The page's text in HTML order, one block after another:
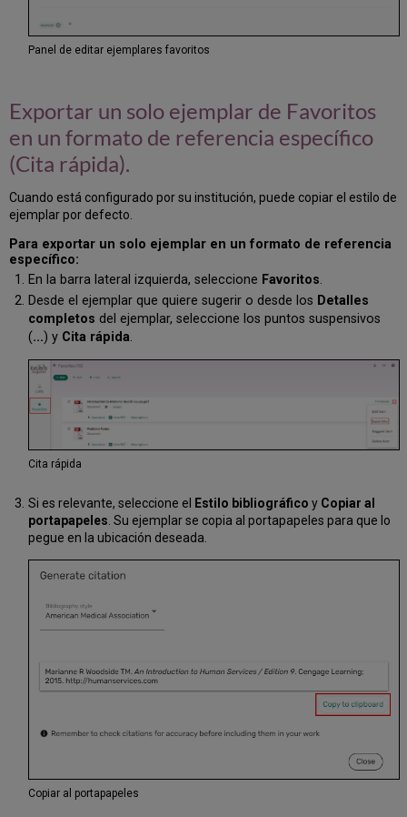
Panel de editar ejemplares favoritos
Exportar un solo ejemplar de Favoritos
en un formato de referencia específico
(Cita rápida).
Cuando está configurado por su institución, puede copiar el estilo de
ejemplar por defecto.
Para exportar un solo ejemplar en un formato de referencia
específico:
En la barra lateral izquierda, seleccione Favoritos.
Desde el ejemplar que quiere sugerir o desde los Detalles
completos del ejemplar, seleccione los puntos suspensivos
(...) y Cita rápida.
Cita rápida
Si es relevante, seleccione el Estilo bibliográfico y Copiar al
portapapeles . Su ejemplar se copia al portapapeles para que lo
pegue en la ubicación deseada.
Copiar al portapapeles